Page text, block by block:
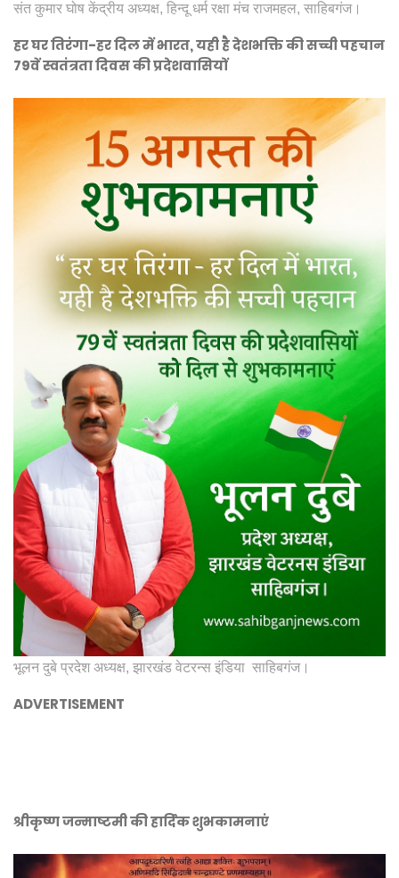
संत कुमार घोष केंद्रीय अध्यक्ष, हिन्दू धर्म रक्षा मंच राजमहल, साहिबगंज।
हर घर तिरंगा-हर दिल में भारत, यही है देशभक्ति की सच्ची पहचान
79वें स्वतंत्रता दिवस की प्रदेशवासियों
भूलन दुबे प्रदेश अध्यक्ष, झारखंड वेटरन्स इंडिया साहिबगंज।
ADVERTISEMENT
श्रीकृष्ण जन्माष्टमी की हार्दिक शुभकामनाएं